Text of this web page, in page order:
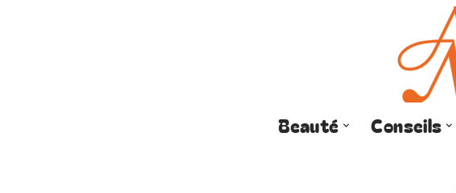
Beauté Conseils